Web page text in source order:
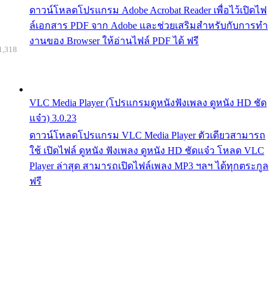
ดาวน์โหลดโปรแกรม Adobe Acrobat Reader เพื่อไว้เปิดไฟ
ล์เอกสาร PDF จาก Adobe และช่วยเสริมสำหรับกับการทำ
งานของ Browser ให้อ่านไฟล์ PDF ได้ ฟรี
VLC Media Player (โปรแกรมดูหนังฟังเพลง ดูหนัง HD ชัด
แจ๋ว) 3.0.23
ดาวน์โหลดโปรแกรม VLC Media Player ตัวเดียวสามารถ
ใช้ เปิดไฟล์ ดูหนัง ฟังเพลง ดูหนัง HD ชัดแจ๋ว โหลด VLC
Player ล่าสุด สามารถเปิดไฟล์เพลง MP3 ฯลฯ ได้ทุกตระกูล
ฟรี